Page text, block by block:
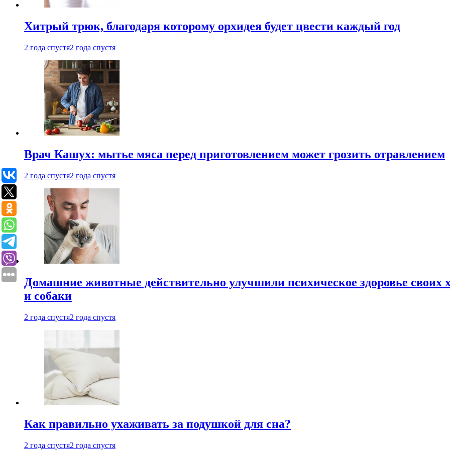
Хитрый трюк, благодаря которому орхидея будет цвести каждый год
2 года спустя2 года спустя
Врач Кашух: мытье мяса перед приготовлением может грозить отравлением
2 года спустя2 года спустя
Домашние животные действительно улучшили психическое здоровье
и собаки
2 года спустя2 года спустя
Как правильно ухаживать за подушкой для сна?
2 года спустя2 года спустя